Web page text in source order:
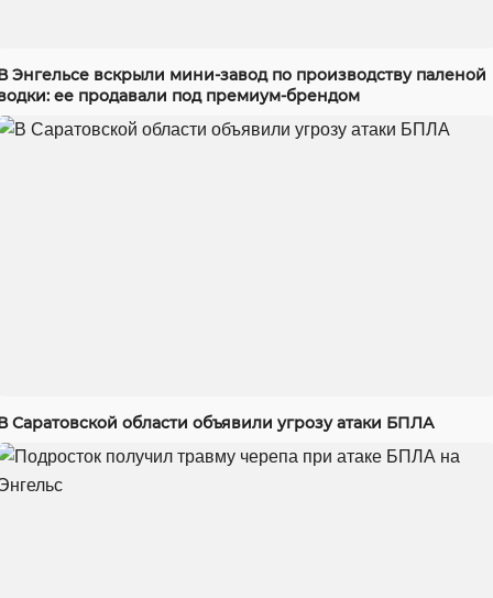
Энгельсе вскрыли мини-завод по производству паленой
ее продавали под премиум-брендом
Саратовской области объявили угрозу атаки БПЛА